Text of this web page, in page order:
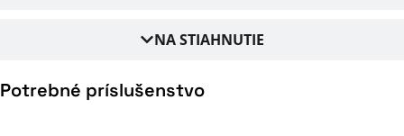
NA STIAHNUTIE
Potrebné príslušenstvo